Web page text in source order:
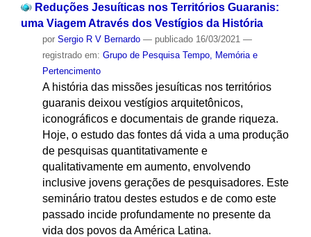
Reduções Jesuíticas nos Territórios Guaranis:
uma Viagem Através dos Vestígios da História
por Sergio R V Bernardo — publicado16/03/2021 —
registrado em: Grupo de Pesquisa Tempo, Memória e
Pertencimento
A história das missões jesuíticas nos territórios
guaranis deixou vestígios arquitetônicos,
iconográficos e documentais de grande riqueza.
Hoje, o estudo das fontes dá vida a uma produção
de pesquisas quantitativamente e
qualitativamente em aumento, envolvendo
inclusive jovens gerações de pesquisadores. Este
seminário tratou destes estudos e de como este
passado incide profundamente no presente da
vida dos povos da América Latina.